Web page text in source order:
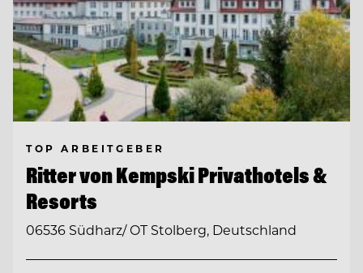
TOP ARBEITGEBER
Ritter von Kempski Privathotels &
Resorts
06536 Südharz/ OT Stolberg, Deutschland